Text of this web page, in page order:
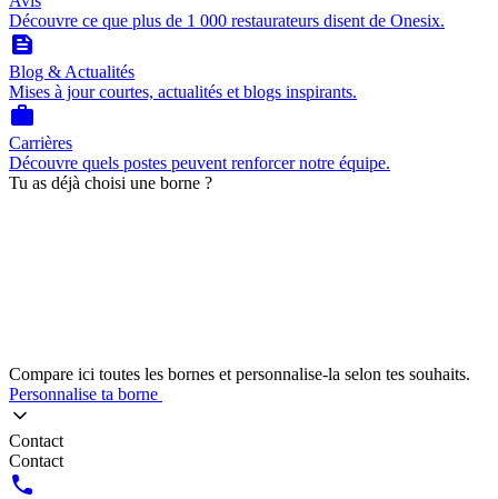
Découvre ce que plus de 1 000 restaurateurs disent de Onesix.
feed
Blog & Actualités
Mises à jour courtes, actualités et blogs inspirants.
work
Carrières
Découvre quels postes peuvent renforcer notre équipe.
Tu as déjà choisi une borne ?
Compare ici toutes les bornes et personnalise-la selon tes souhaits.
Personnalise ta borne
Contact
Contact
call